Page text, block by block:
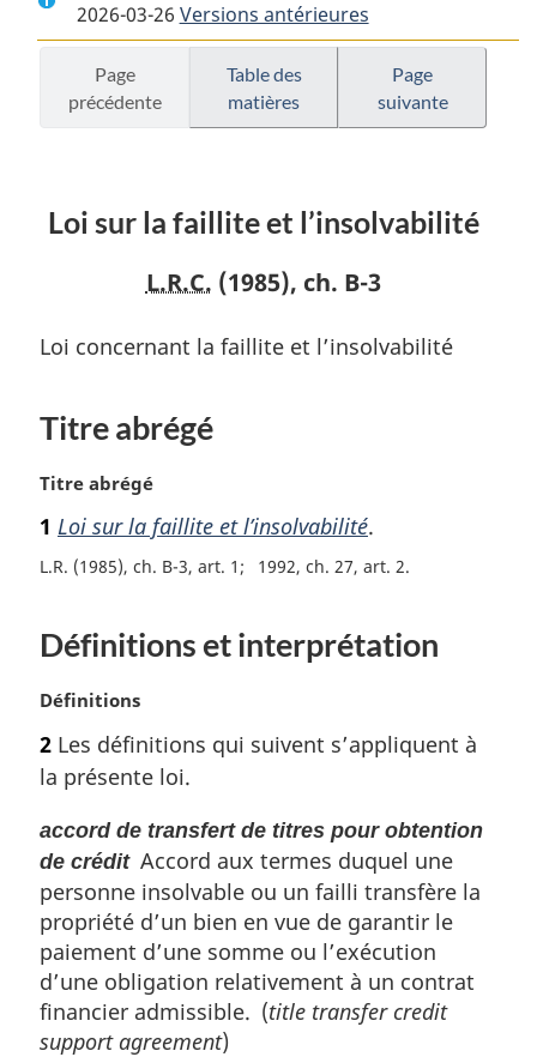
Loi
sur
la
faillite
et
:
Loi
sur
faillite
:
Loi
faillite
2026-03-26 Versions antérieures
Page
précédente
Table des
matières
Page
suivante
Loi sur la faillite et l’insolvabilité
L.R.C. (1985), ch. B-3
Loi concernant la faillite et l’insolvabilité
Titre abrégé
N
t
e
r
i
a
l
:
Titre abrégé
1 Loi sur la faillite et l’insolvabilité.
L.R. (1985), ch. B-3, art. 1 1992, ch. 27, art. 2
Définitions et interprétation
N
t
e
a
r
g
i
n
a
l
e
:
Définitions
2 Les définitions qui suivent s’appliquent à
la présente loi.
accord de transfert de titres pour obtention
de créditAccord aux termes duquel une
personne insolvable ou un failli transfère la
propriété d’un bien en vue de garantir le
paiement d’une somme ou l’exécution
d’une obligation relativement à un contrat
financier admissible. (title transfer credit
support agreement)